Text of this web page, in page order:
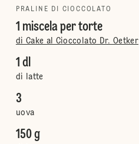
PRALINE DI CIOCCOLATO
1 miscela per torte
di Cake al Cioccolato Dr. Oetker
1 dl
di latte
3
uova
150 g